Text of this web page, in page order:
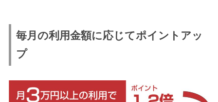
毎月の利用金額に応じてポイントアッ
プ